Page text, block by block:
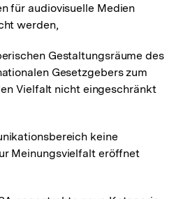
für audiovisuelle Medien
werden,
Gestaltungsräume des
Gesetzgebers zum
Vielfalt nicht eingeschränkt
keine
Meinungsvielfalt eröffnet